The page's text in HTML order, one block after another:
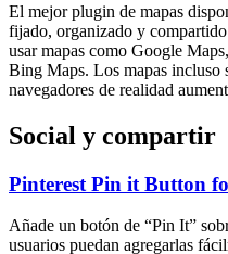
El mejor plugin de mapas
fijado, organizado y
usar mapas como Google
Bing Maps. Los mapas incluso
navegadores de realidad
Social y compartir
Pinterest Pin it Button
Añade un botón de “Pin It”
usuarios puedan agregarlas